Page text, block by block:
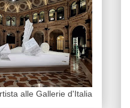
alle Gallerie d'Italia